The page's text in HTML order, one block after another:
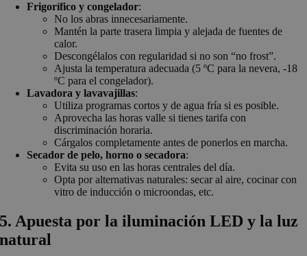
Frigorífico y congelador:
No los abras innecesariamente.
Mantén la parte trasera limpia y alejada de fuentes de
calor.
Descongélalos con regularidad si no son “no frost”.
Ajusta la temperatura adecuada (5 ºC para la nevera, -18
ºC para el congelador).
Lavadora y lavavajillas:
Utiliza programas cortos y de agua fría si es posible.
Aprovecha las horas valle si tienes tarifa con
discriminación horaria.
Cárgalos completamente antes de ponerlos en marcha.
Secador de pelo, horno o secadora:
Evita su uso en las horas centrales del día.
Opta por alternativas naturales: secar al aire, cocinar con
vitro de inducción o microondas, etc.
5. Apuesta por la iluminación LED y la luz
natural